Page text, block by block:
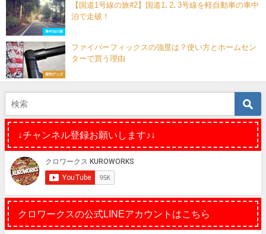
車中泊の旅
【国道1号線の旅#2】国道1､2､3号線を軽自動車の車中
泊で走破！
便利グッズ
ファイバーフィックスの強度は？使い方とホームセン
ターで買う理由
↓チャンネル登録お願いします♪↓
クロワークスの公式LINEアカウントはこちら